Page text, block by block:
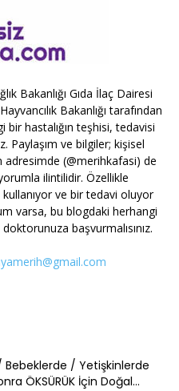
Bakanlığı Gıda İlaç Dairesi
Bakanlığı tarafından
hastalığın teşhisi, tedavisi
Paylaşım ve bilgiler; kişisel
adresimde (@merihkafasi) de
ilintilidir. Özellikle
ve bir tedavi oluyor
varsa, bu blogdaki herhangi
başvurmalısınız.
/ Yetişkinlerde
ÖKSÜRÜK İçin Doğal...